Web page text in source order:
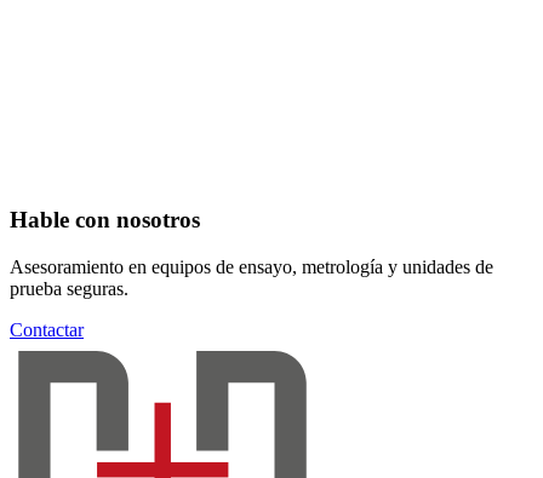
Hable con nosotros
Asesoramiento en equipos de ensayo, metrología y unidades de
prueba seguras.
Contactar